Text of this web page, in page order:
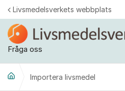
Hoppa till innehåll
Fråga oss
Livsmedelsverkets webbplats
Importera livsmedel